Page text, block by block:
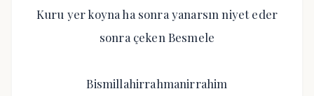
Kuru yer koyna ha sonra yanarsın niyet eder
sonra çeken Besmele
Bismillahirrahmanirrahim